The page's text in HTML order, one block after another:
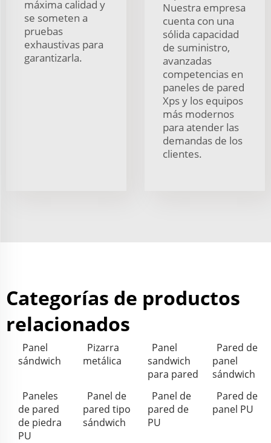
máxima calidad y
se someten a
pruebas
exhaustivas para
garantizarla.
Nuestra empresa
cuenta con una
sólida capacidad
de suministro,
avanzadas
competencias en
paneles de pared
Xps y los equipos
más modernos
para atender las
demandas de los
clientes.
Categorías de productos
relacionados
Panel
sándwich
Pizarra
metálica
Panel
sandwich
para pared
Pared de
panel
sándwich
Paneles
de pared
de piedra
PU
Panel de
pared tipo
sándwich
Panel de
pared de
PU
Pared de
panel PU